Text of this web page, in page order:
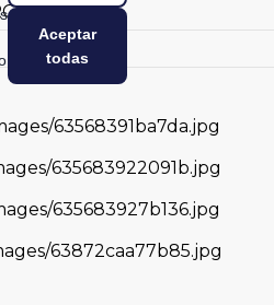
Aceptar
todas